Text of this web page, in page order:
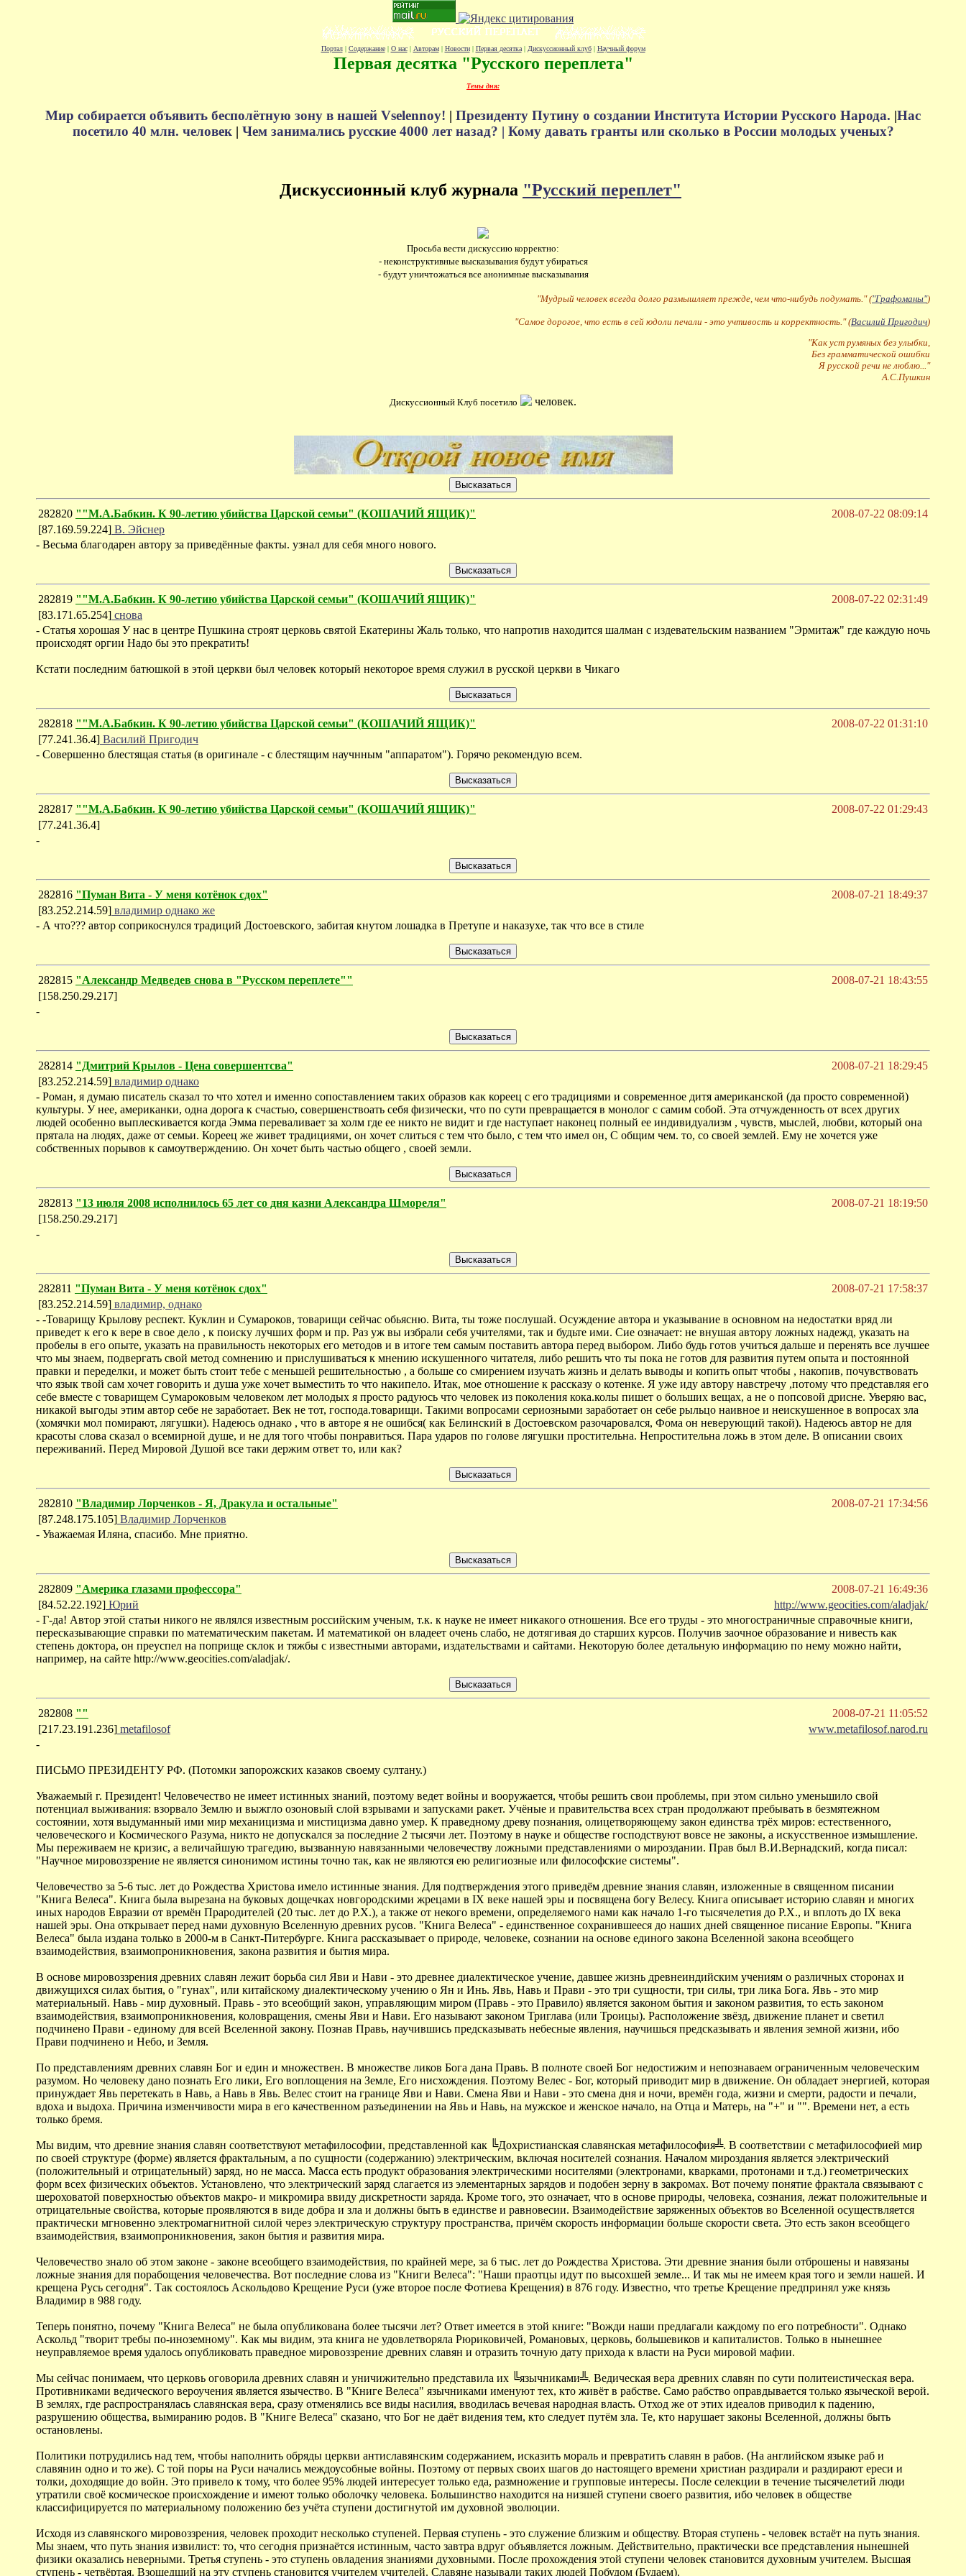
Портал| Содержание| О нас| Авторам| Новости| Первая десятка| Дискуссионный клуб| Научный форум
Первая десятка "Русского переплета"
Темы дня:
Мир собирается объявить бесполётную зону в нашей Vselennoy! | Президенту Путину о создании Института Истории Русского Народа. |Нас
посетило 40 млн. человек| Чем занимались русские 4000 лет назад? | Кому давать гранты или сколько в России молодых ученых?
Дискуссионный клуб журнала "Русский переплет"
Просьба вести дискуссию корректно:
- неконструктивные высказывания будут убираться
- будут уничтожаться все анонимные высказывания
"Мудрый человек всегда долго размышляет прежде, чем что-нибудь подумать." ("Графоманы")
"Самое дорогое, что есть в сей юдоли печали - это учтивость и корректность." (Василий Пригодич)
"Как уст румяных без улыбки,
Без грамматической ошибки
Я русской речи не люблю..."
А.С.Пушкин
Дискуссионный Клуб посетило человек.
282820 ""М.А.Бабкин. К 90-летию убийства Царской семьи" (КОШАЧИЙ ЯЩИК)"
2008-07-22 08:09:14
[87.169.59.224] В. Эйснер
- Весьма благодарен автору за приведённые факты. узнал для себя много нового.
282819 ""М.А.Бабкин. К 90-летию убийства Царской семьи" (КОШАЧИЙ ЯЩИК)"
2008-07-22 02:31:49
[83.171.65.254] снова
- Статья хорошая У нас в центре Пушкина строят церковь святой Екатерины Жаль только, что напротив находится шалман с издевательским названием "Эрмитаж" где каждую ночь
происходят оргии Надо бы это прекратить!
Кстати последним батюшкой в этой церкви был человек который некоторое время служил в русской церкви в Чикаго
282818 ""М.А.Бабкин. К 90-летию убийства Царской семьи" (КОШАЧИЙ ЯЩИК)"
2008-07-22 01:31:10
[77.241.36.4] Василий Пригодич
- Совершенно блестящая статья (в оригинале - с блестящим научнным "аппаратом"). Горячо рекомендую всем.
282817 ""М.А.Бабкин. К 90-летию убийства Царской семьи" (КОШАЧИЙ ЯЩИК)"
2008-07-22 01:29:43
[77.241.36.4]
-
282816 "Пуман Вита - У меня котёнок сдох"
2008-07-21 18:49:37
[83.252.214.59] владимир однако же
- А что??? автор соприкоснулся традиций Достоевского, забитая кнутом лошадка в Претупе и наказухе, так что все в стиле
282815 "Александр Медведев снова в "Русском переплете""
2008-07-21 18:43:55
[158.250.29.217]
-
282814 "Дмитрий Крылов - Цена совершентсва"
2008-07-21 18:29:45
[83.252.214.59] владимир однако
- Роман, я думаю писатель сказал то что хотел и именно сопоставлением таких образов как кореец с его традициями и современное дитя американской (да просто современной)
культуры. У нее, американки, одна дорога к счастью, совершенствоать себя физически, что по сути превращается в монолог с самим собой. Эта отчужденность от всех других
людей особенно выплескивается когда Эмма переваливает за холм где ее никто не видит и где наступает наконец полный ее индивидуализм , чувств, мыслей, любви, который она
прятала на людях, даже от семьи. Кореец же живет традициями, он хочет слиться с тем что было, с тем что имел он, С общим чем. то, со своей землей. Ему не хочется уже
собственных порывов к самоутверждению. Он хочет быть частью общего , своей земли.
282813 "13 июля 2008 исполнилось 65 лет со дня казни Александра Шмореля"
2008-07-21 18:19:50
[158.250.29.217]
-
282811 "Пуман Вита - У меня котёнок сдох"
2008-07-21 17:58:37
[83.252.214.59] владимир, однако
- -Товарищу Крылову респект. Куклин и Сумароков, товарищи сейчас обьясню. Вита, ты тоже послушай. Осуждение автора и указывание в основном на недостатки вряд ли
приведет к его к вере в свое дело , к поиску лучших форм и пр. Раз уж вы избрали себя учителями, так и будьте ими. Сие означает: не внушая автору ложных надежд, указать на
пробелы в его опыте, указать на правильность некоторых его методов и в итоге тем самым поставить автора перед выбором. Либо будь готов учиться дальше и перенять все лучшее
что мы знаем, подвергать свой метод сомнению и прислушиваться к мнению искушенного читателя, либо решить что ты пока не готов для развития путем опыта и постоянной
правки и переделки, и может быть стоит тебе с меньшей решительностью , а больше со смирением изучать жизнь и делать выводы и копить опыт чтобы , накопив, почувствовать
что язык твой сам хочет говорить и душа уже хочет выместить то что накипело. Итак, мое отношение к рассказу о котенке. Я уже иду автору навстречу ,потому что представляя его
себе вместе с товарищем Сумароковым человеком лет молодых я просто радуюсь что человек из поколения кока.колы пишет о больших вещах, а не о попсовой дрисне. Уверяю вас,
никакой выгоды этим автор себе не заработает. Век не тот, господа.товарищи. Такими вопросами сериозными заработает он себе рыльцо наивное и неискушенное в вопросах зла
(хомячки мол помирают, лягушки). Надеюсь однако , что в авторе я не ошибся( как Белинский в Достоевском разочаровался, Фома он неверующий такой). Надеюсь автор не для
красоты слова сказал о всемирной душе, и не для того чтобы понравиться. Пара ударов по голове лягушки простительна. Непростительна ложь в этом деле. В описании своих
переживаний. Перед Мировой Душой все таки держим ответ то, или как?
282810 "Владимир Лорченков - Я, Дракула и остальные"
2008-07-21 17:34:56
[87.248.175.105] Владимир Лорченков
- Уважаемая Иляна, спасибо. Мне приятно.
282809 "Америка глазами профессора"
2008-07-21 16:49:36
[84.52.22.192] Юрий
http://www.geocities.com/aladjak/
- Г-да! Автор этой статьи никого не являлся известным российским ученым, т.к. к науке не имеет никакого отношения. Все его труды - это многостраничные справочные книги,
пересказывающие справки по математическим пакетам. И математикой он владеет очень слабо, не дотягивая до старших курсов. Получив заочное образование и нивесть как
степень доктора, он преуспел на поприще склок и тяжбы с известными авторами, издательствами и сайтами. Некоторую более детальную информацию по нему можно найти,
например, на сайте http://www.geocities.com/aladjak/.
282808 ""
2008-07-21 11:05:52
[217.23.191.236] metafilosof
www.metafilosof.narod.ru
-
ПИСЬМО ПРЕЗИДЕНТУ РФ. (Потомки запорожских казаков своему султану.)
Уважаемый г. Президент! Человечество не имеет истинных знаний, поэтому ведет войны и вооружается, чтобы решить свои проблемы, при этом сильно уменьшило свой
потенциал выживания: взорвало Землю и выжгло озоновый слой взрывами и запусками ракет. Учёные и правительства всех стран продолжают пребывать в безмятежном
состоянии, хотя выдуманный ими мир механицизма и мистицизма давно умер. К праведному древу познания, олицетворяющему закон единства трёх миров: естественного,
человеческого и Космического Разума, никто не допускался за последние 2 тысячи лет. Поэтому в науке и обществе господствуют вовсе не законы, а искусственное измышление.
Мы переживаем не кризис, а величайшую трагедию, вызванную навязанными человечеству ложными представлениями о мироздании. Прав был В.И.Вернадский, когда писал:
"Научное мировоззрение не является синонимом истины точно так, как не являются ею религиозные или философские системы".
Человечество за 5-6 тыс. лет до Рождества Христова имело истинные знания. Для подтверждения этого приведём древние знания славян, изложенные в священном писании
"Книга Велеса". Книга была вырезана на буковых дощечках новгородскими жрецами в IX веке нашей эры и посвящена богу Велесу. Книга описывает историю славян и многих
иных народов Евразии от времён Прародителей (20 тыс. лет до Р.Х.), а также от некого времени, определяемого нами как начало 1-го тысячелетия до Р.Х., и вплоть до IX века
нашей эры. Она открывает перед нами духовную Вселенную древних русов. "Книга Велеса" - единственное сохранившееся до наших дней священное писание Европы. "Книга
Велеса" была издана только в 2000-м в Санкт-Питербурге. Книга рассказывает о природе, человеке, сознании на основе единого закона Вселенной закона всеобщего
взаимодействия, взаимопроникновения, закона развития и бытия мира.
В основе мировоззрения древних славян лежит борьба сил Яви и Нави - это древнее диалектическое учение, давшее жизнь древнеиндийским учениям о различных сторонах и
движущихся силах бытия, о "гунах", или китайскому диалектическому учению о Ян и Инь. Явь, Навь и Прави - это три сущности, три силы, три лика Бога. Явь - это мир
материальный. Навь - мир духовный. Правь - это всеобщий закон, управляющим миром (Правь - это Правило) является законом бытия и законом развития, то есть законом
взаимодействия, взаимопроникновения, коловращения, смены Яви и Нави. Его называют законом Триглава (или Троицы). Расположение звёзд, движение планет и светил
подчинено Прави - единому для всей Вселенной закону. Познав Правь, научившись предсказывать небесные явления, научишься предсказывать и явления земной жизни, ибо
Прави подчинено и Небо, и Земля.
По представлениям древних славян Бог и един и множествен. В множестве ликов Бога дана Правь. В полноте своей Бог недостижим и непознаваем ограниченным человеческим
разумом. Но человеку дано познать Его лики, Его воплощения на Земле, Его нисхождения. Поэтому Велес - Бог, который приводит мир в движение. Он обладает энергией, которая
принуждает Явь перетекать в Навь, а Навь в Явь. Велес стоит на границе Яви и Нави. Смена Яви и Нави - это смена дня и ночи, времён года, жизни и смерти, радости и печали,
вдоха и выдоха. Причина изменчивости мира в его качественном разъединении на Явь и Навь, на мужское и женское начало, на Отца и Матерь, на "+" и "". Времени нет, а есть
только бремя.
Мы видим, что древние знания славян соответствуют метафилософии, представленной как ╚Дохристианская славянская метафилософия╩. В соответствии с метафилософией мир
по своей структуре (форме) является фрактальным, а по сущности (содержанию) электрическим, включая носителей сознания. Началом мироздания является электрический
(положительный и отрицательный) заряд, но не масса. Масса есть продукт образования электрическими носителями (электронами, кварками, протонами и т.д.) геометрических
форм всех физических объектов. Установлено, что электрический заряд слагается из элементарных зарядов и подобен зерну в закромах. Вот почему понятие фрактала связывают с
шероховатой поверхностью объектов макро- и микромира ввиду дискретности заряда. Кроме того, это означает, что в основе природы, человека, сознания, лежат положительные и
отрицательные свойства, которые проявляются в виде добра и зла и должны быть в единстве и равновесии. Взаимодействие заряженных объектов во Вселенной осуществляется
практически мгновенно электромагнитной силой через электрическую структуру пространства, причём скорость информации больше скорости света. Это есть закон всеобщего
взаимодействия, взаимопроникновения, закон бытия и развития мира.
Человечество знало об этом законе - законе всеобщего взаимодействия, по крайней мере, за 6 тыс. лет до Рождества Христова. Эти древние знания были отброшены и навязаны
ложные знания для порабощения человечества. Вот последние слова из "Книги Велеса": "Наши праотцы идут по высохшей земле... И так мы не имеем края того и земли нашей. И
крещена Русь сегодня". Так состоялось Аскольдово Крещение Руси (уже второе после Фотиева Крещения) в 876 году. Известно, что третье Крещение предпринял уже князь
Владимир в 988 году.
Теперь понятно, почему "Книга Велеса" не была опубликована более тысячи лет? Ответ имеется в этой книге: "Вожди наши предлагали каждому по его потребности". Однако
Аскольд "творит требы по-иноземному". Как мы видим, эта книга не удовлетворяла Рюриковичей, Романовых, церковь, большевиков и капиталистов. Только в нынешнее
неуправляемое время удалось опубликовать праведное мировоззрение древних славян и отразить точную дату прихода к власти на Руси мировой мафии.
Мы сейчас понимаем, что церковь оговорила древних славян и уничижительно представила их ╚язычниками╩. Ведическая вера древних славян по сути политеистическая вера.
Противниками ведического вероучения является язычество. В "Книге Велеса" язычниками именуют тех, кто живёт в рабстве. Само рабство оправдывается только языческой верой.
В землях, где распространялась славянская вера, сразу отменялись все виды насилия, вводилась вечевая народная власть. Отход же от этих идеалов приводил к падению,
разрушению общества, вымиранию родов. В "Книге Велеса" сказано, что Бог не даёт видения тем, кто следует путём зла. Те, кто нарушает законы Вселенной, должны быть
остановлены.
Политики потрудились над тем, чтобы наполнить обряды церкви антиславянским содержанием, исказить мораль и превратить славян в рабов. (На английском языке раб и
славянин одно и то же). С той поры на Руси начались междоусобные войны. Поэтому от первых своих шагов до настоящего времени христиан раздирали и раздирают ереси и
толки, доходящие до войн. Это привело к тому, что более 95% людей интересует только еда, размножение и групповые интересы. После селекции в течение тысячелетий люди
утратили своё космическое происхождение и имеют только оболочку человека. Большинство находится на низшей ступени своего развития, ибо человек в обществе
классифицируется по материальному положению без учёта ступени достигнутой им духовной эволюции.
Исходя из славянского мировоззрения, человек проходит несколько ступеней. Первая ступень - это служение близким и обществу. Вторая ступень - человек встаёт на путь знания.
Мы знаем, что путь знания извилист: то, что сегодня признаётся истинным, часто завтра вдруг объявляется ложным. Действительно, практически все представления нынешней
физики оказались неверными. Третья ступень - это ступень овладения знаниями духовными. После прохождения этой ступени человек становится духовным учителем. Высшая
ступень - четвёртая. Взошедший на эту ступень становится учителем учителей. Славяне называли таких людей Побудом (Будаем).